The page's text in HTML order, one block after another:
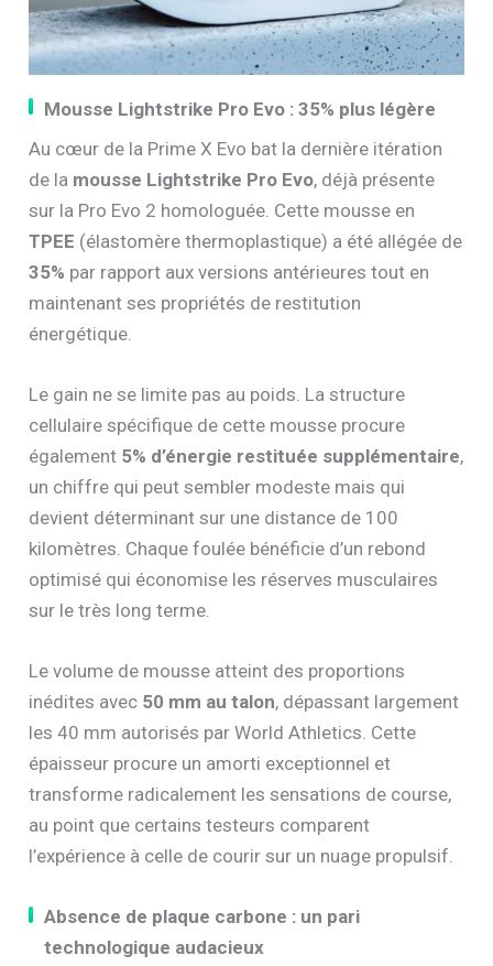
Mousse Lightstrike Pro Evo : 35% plus légère
Au cœur de la Prime X Evo bat la dernière itération
de la mousse Lightstrike Pro Evo, déjà présente
sur la Pro Evo 2 homologuée. Cette mousse en
TPEE (élastomère thermoplastique) a été allégée de
35% par rapport aux versions antérieures tout en
maintenant ses propriétés de restitution
énergétique.
Le gain ne se limite pas au poids. La structure
cellulaire spécifique de cette mousse procure
également 5% d’énergie restituée supplémentaire,
un chiffre qui peut sembler modeste mais qui
devient déterminant sur une distance de 100
kilomètres. Chaque foulée bénéficie d’un rebond
optimisé qui économise les réserves musculaires
sur le très long terme.
Le volume de mousse atteint des proportions
inédites avec 50 mm au talon, dépassant largement
les 40 mm autorisés par World Athletics. Cette
épaisseur procure un amorti exceptionnel et
transforme radicalement les sensations de course,
au point que certains testeurs comparent
l’expérience à celle de courir sur un nuage propulsif.
Absence de plaque carbone : un pari
technologique audacieux